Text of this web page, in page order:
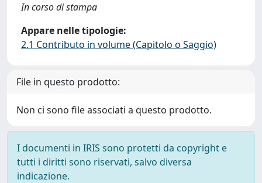
In corso di stampa
Appare nelle tipologie:
2.1 Contributo in volume (Capitolo o Saggio)
File in questo prodotto:
Non ci sono file associati a questo prodotto.
I documenti in IRIS sono protetti da copyright e
tutti i diritti sono riservati, salvo diversa
indicazione.